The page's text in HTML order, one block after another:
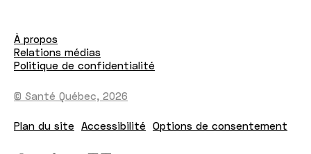
© Santé Québec, 2026
Plan du site Accessibilité Options de consentement
À propos
Relations médias
Politique de confidentialité